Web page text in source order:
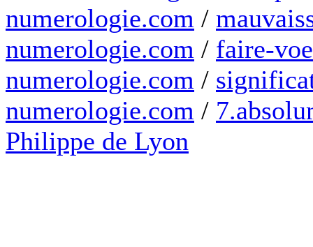
numerologie.com /
numerologie.com / faire-
numerologie.com /
numerologie.com /
Philippe de Lyon